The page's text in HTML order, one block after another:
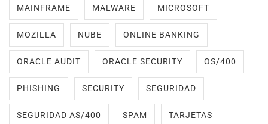
MAINFRAME MALWARE MICROSOFT
MOZILLA NUBE ONLINE BANKING
ORACLE AUDIT ORACLE SECURITY OS/400
PHISHING SECURITY SEGURIDAD
SEGURIDAD AS/400 SPAM TARJETAS